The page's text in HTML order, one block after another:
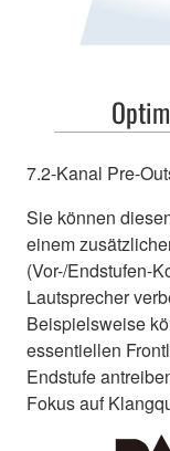
7.2-Kanal Pre-
Sie können
einem
(Vor-/Endstufen-
Lautsprecher
Beispielsweise
essentiellen
Endstufe
Fokus auf